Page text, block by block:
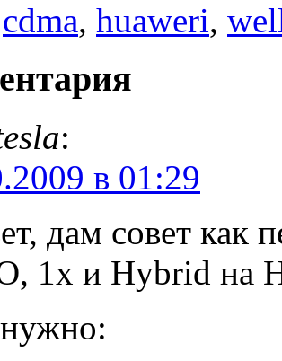
cdma, huaweri,
:
в 01:29
дам совет как
1x и Hybrid на